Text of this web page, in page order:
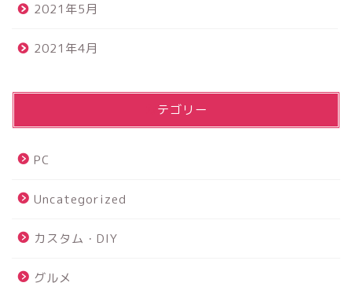
2021年5月
2021年4月
カテゴリー
PC
Uncategorized
カスタム・DIY
グルメ